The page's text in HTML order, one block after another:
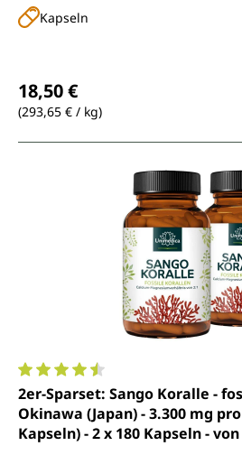
Kapseln
18,50 €
(293,65 € / kg)
Durchschnittliche Bewertung
2er-Sparset: Sango Koralle -
Okinawa (Japan) - 3.300 mg
Kapseln) - 2 x 180 Kapseln -